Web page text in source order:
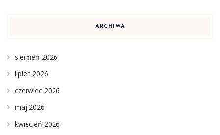
ARCHIWA
sierpień 2026
lipiec 2026
czerwiec 2026
maj 2026
kwiecień 2026